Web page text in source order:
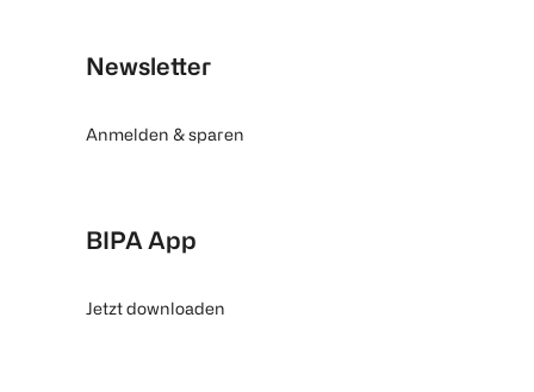
Newsletter
Anmelden & sparen
BIPA App
Jetzt downloaden